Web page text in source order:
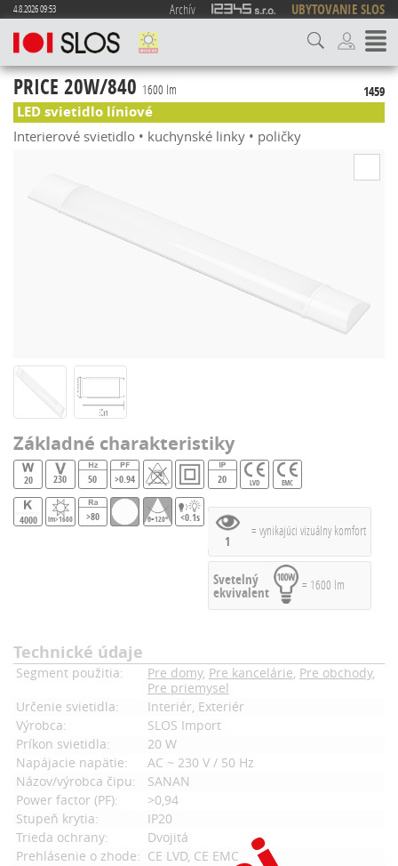
4.8.2026 09:53 Archív UBYTOVANIE SLOS
PRICE 20W/840 1600 lm 1459
LED svietidlo líniové
Interierové svietidlo • kuchynské linky • poličky
Základné charakteristiky
20 230 50 >0.94 20 LVD EMC
4000 lm>1600 >80 θ=120° <0.1s
1
= vynikajúci vizuálny komfort
Svetelný
ekvivalent = 1600 lm
Technické údaje
Segment použitia: Pre domy, Pre kancelárie, Pre obchody,
Pre priemysel
Určenie svietidla:
Interiér, Exteriér
Výrobca:
SLOS Import
Príkon svietidla:
20 W
Napájacie napätie:
AC ~ 230 V / 50 Hz
Názov/výrobca čipu:
SANAN
Power factor (PF):
>0,94
Stupeň krytia:
IP20
Trieda ochrany:
Dvojitá
Prehlásenie o zhode: CE LVD, CE EMC